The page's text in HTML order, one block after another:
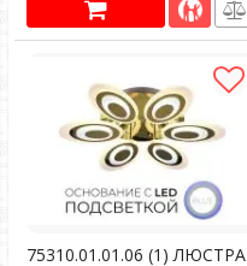
75310.01.01.06 (1) ЛЮСТРА